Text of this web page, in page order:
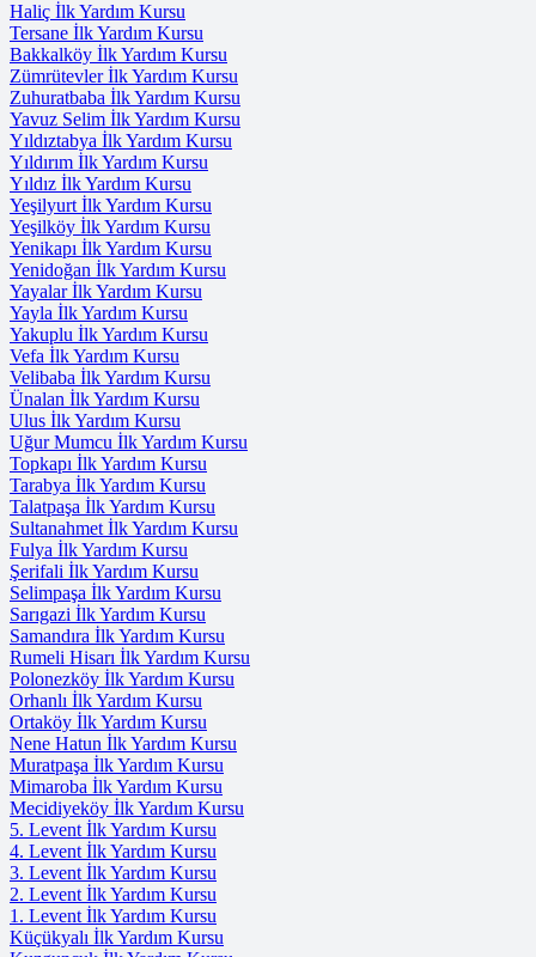
Haliç İlk Yardım Kursu
Tersane İlk Yardım Kursu
Bakkalköy İlk Yardım Kursu
Zümrütevler İlk Yardım Kursu
Zuhuratbaba İlk Yardım Kursu
Yavuz Selim İlk Yardım Kursu
Yıldıztabya İlk Yardım Kursu
Yıldırım İlk Yardım Kursu
Yıldız İlk Yardım Kursu
Yeşilyurt İlk Yardım Kursu
Yeşilköy İlk Yardım Kursu
Yenikapı İlk Yardım Kursu
Yenidoğan İlk Yardım Kursu
Yayalar İlk Yardım Kursu
Yayla İlk Yardım Kursu
Yakuplu İlk Yardım Kursu
Vefa İlk Yardım Kursu
Velibaba İlk Yardım Kursu
Ünalan İlk Yardım Kursu
Ulus İlk Yardım Kursu
Uğur Mumcu İlk Yardım Kursu
Topkapı İlk Yardım Kursu
Tarabya İlk Yardım Kursu
Talatpaşa İlk Yardım Kursu
Sultanahmet İlk Yardım Kursu
Fulya İlk Yardım Kursu
Şerifali İlk Yardım Kursu
Selimpaşa İlk Yardım Kursu
Sarıgazi İlk Yardım Kursu
Samandıra İlk Yardım Kursu
Rumeli Hisarı İlk Yardım Kursu
Polonezköy İlk Yardım Kursu
Orhanlı İlk Yardım Kursu
Ortaköy İlk Yardım Kursu
Nene Hatun İlk Yardım Kursu
Muratpaşa İlk Yardım Kursu
Mimaroba İlk Yardım Kursu
Mecidiyeköy İlk Yardım Kursu
5. Levent İlk Yardım Kursu
4. Levent İlk Yardım Kursu
3. Levent İlk Yardım Kursu
2. Levent İlk Yardım Kursu
1. Levent İlk Yardım Kursu
Küçükyalı İlk Yardım Kursu